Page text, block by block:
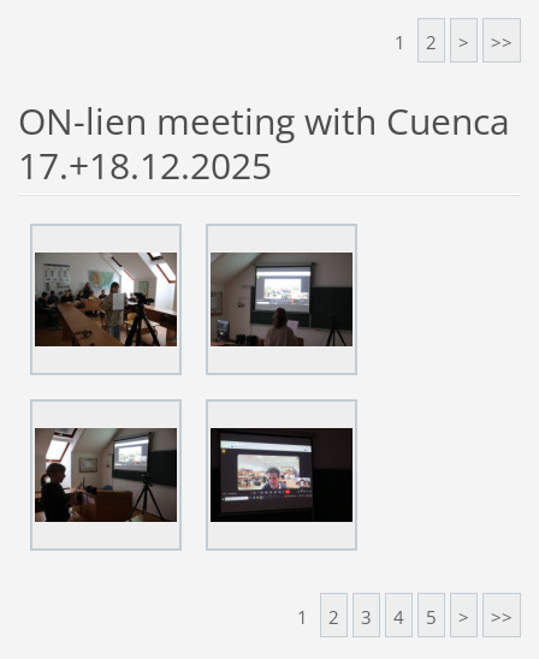
1 2 > >>
ON-lien meeting with Cuenca
17.+18.12.2025
1 2 3 4 5 > >>